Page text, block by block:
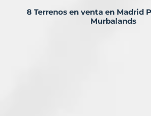
8 Terrenos en venta en Madrid
Murbalands